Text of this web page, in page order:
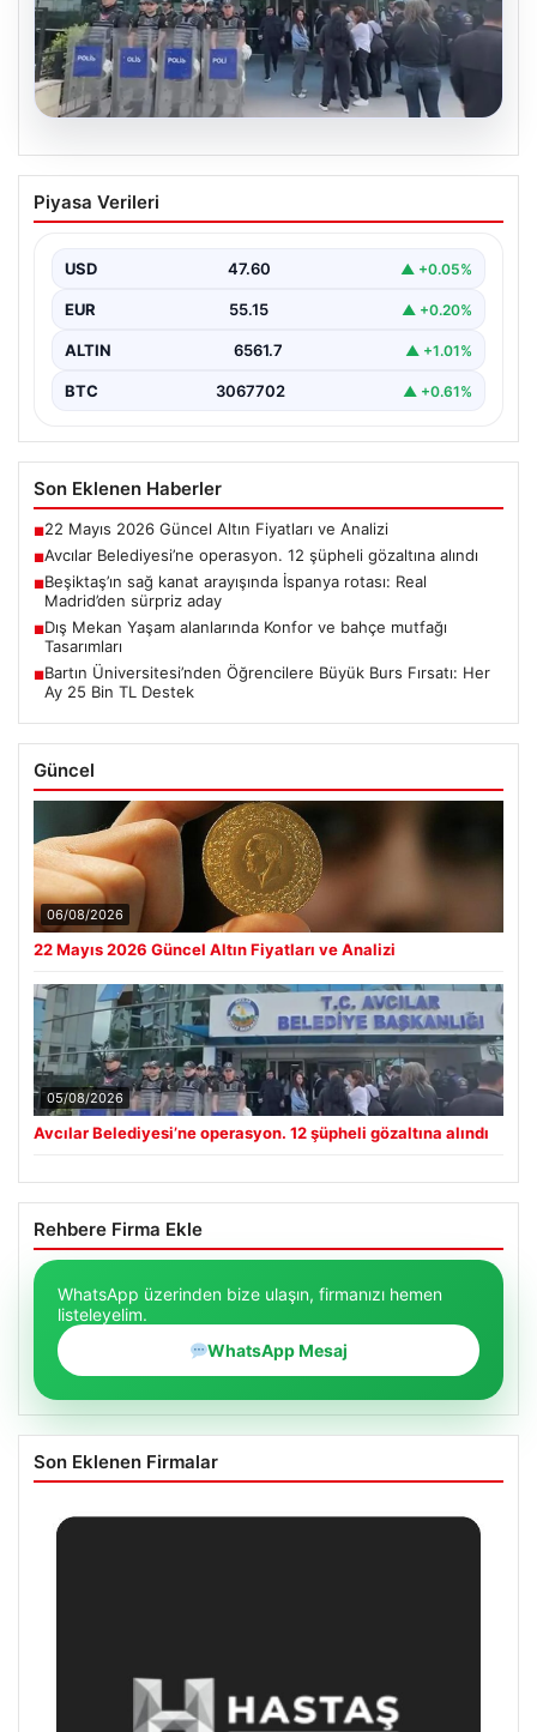
05.08.2026
Avcılar Belediyesi’ne operasyon. 12
şüpheli gözaltına alındı
Piyasa Verileri
USD 47.60 ▲ +0.05%
EUR 55.15 ▲ +0.20%
ALTIN 6561.7 ▲ +1.01%
BTC 3067702 ▲ +0.61%
Son Eklenen Haberler
■22 Mayıs 2026 Güncel Altın Fiyatları ve Analizi
■Avcılar Belediyesi’ne operasyon. 12 şüpheli gözaltına alındı
■Beşiktaş’ın sağ kanat arayışında İspanya rotası: Real
Madrid’den sürpriz aday
■Dış Mekan Yaşam alanlarında Konfor ve bahçe mutfağı
Tasarımları
■Bartın Üniversitesi’nden Öğrencilere Büyük Burs Fırsatı: Her
Ay 25 Bin TL Destek
Güncel
06/08/2026
22 Mayıs 2026 Güncel Altın Fiyatları ve Analizi
05/08/2026
Avcılar Belediyesi’ne operasyon. 12 şüpheli gözaltına alındı
Rehbere Firma Ekle
WhatsApp üzerinden bize ulaşın, firmanızı hemen
listeleyelim.
WhatsApp Mesaj
Son Eklenen Firmalar